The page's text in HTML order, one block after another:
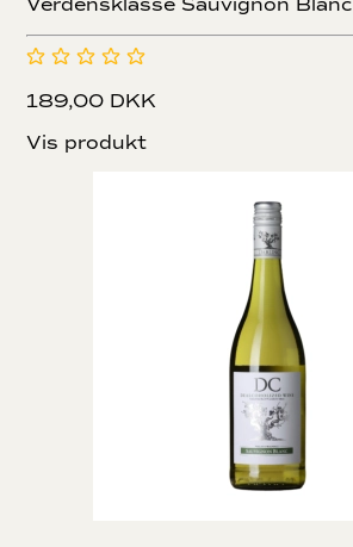
189,00 DKK
Vis produkt